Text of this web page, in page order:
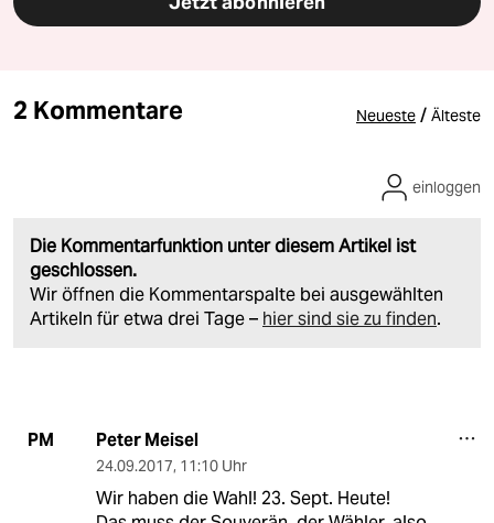
2 Kommentare Neueste / Älteste
Die Kommentarfunktion unter diesem Artikel ist
geschlossen.
Wir öffnen die Kommentarspalte bei ausgewählten
Artikeln für etwa drei Tage – hier sind sie zu finden.
einloggen
PM Peter Meisel
24.09.2017, 11:10 Uhr
Wir haben die Wahl! 23. Sept. Heute!